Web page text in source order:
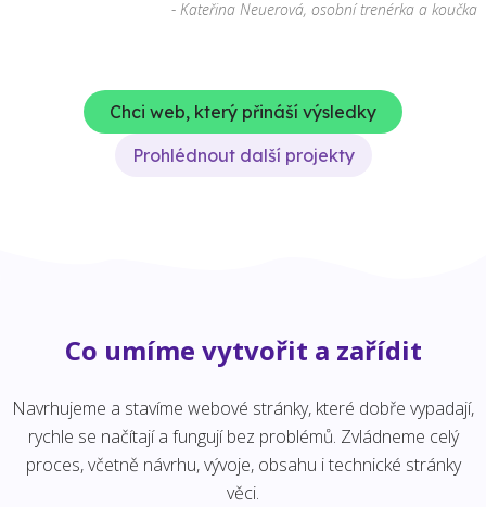
- Kateřina Neuerová, osobní trenérka a koučka
Chci web, který přináší výsledky
Prohlédnout další projekty
Co umíme vytvořit a zařídit
Navrhujeme a stavíme webové stránky, které dobře vypadají,
rychle se načítají a fungují bez problémů. Zvládneme celý
proces, včetně návrhu, vývoje, obsahu i technické stránky
věci.